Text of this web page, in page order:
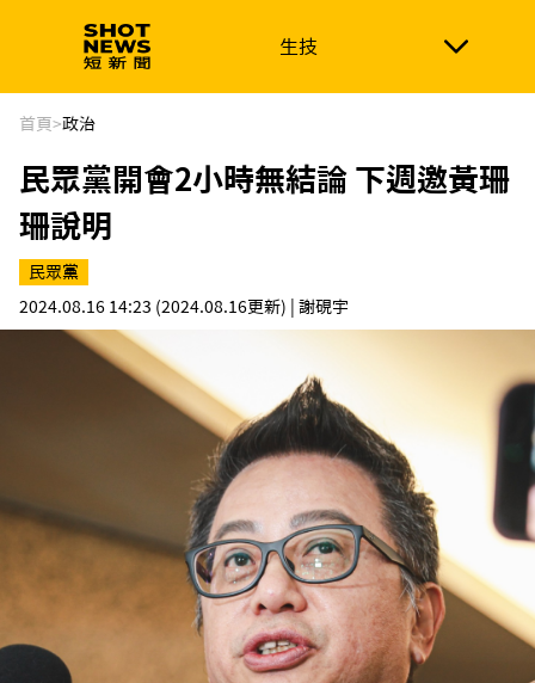
生技
生技 政治
新南向 體育
首頁>政治
民眾黨開會2小時無結論 下週邀黃珊
珊說明
民眾黨
2024.08.16 14:23 (2024.08.16更新) | 謝硯宇